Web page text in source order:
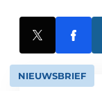
NIEUWSBRIEF